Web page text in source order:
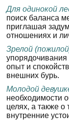
Для одинокой
поиск баланса
приглашая
отношениях и
Зрелой
упорядочивания
опыт и
внешних бурь.
Молодой
необходимости
целях, а также о
внутренние